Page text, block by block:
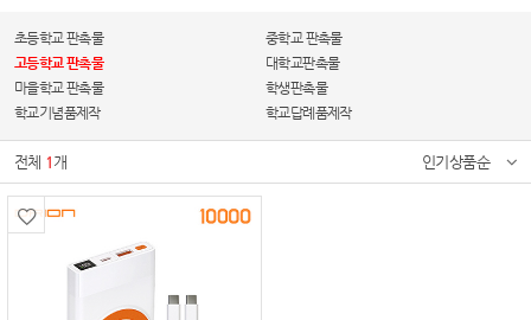
초등학교 판촉물
중학교 판촉물
고등학교 판촉물
대학교판촉물
마을학교 판촉물
학생판촉물
학교기념품제작
학교답례품제작
전체 1 개 인기상품순